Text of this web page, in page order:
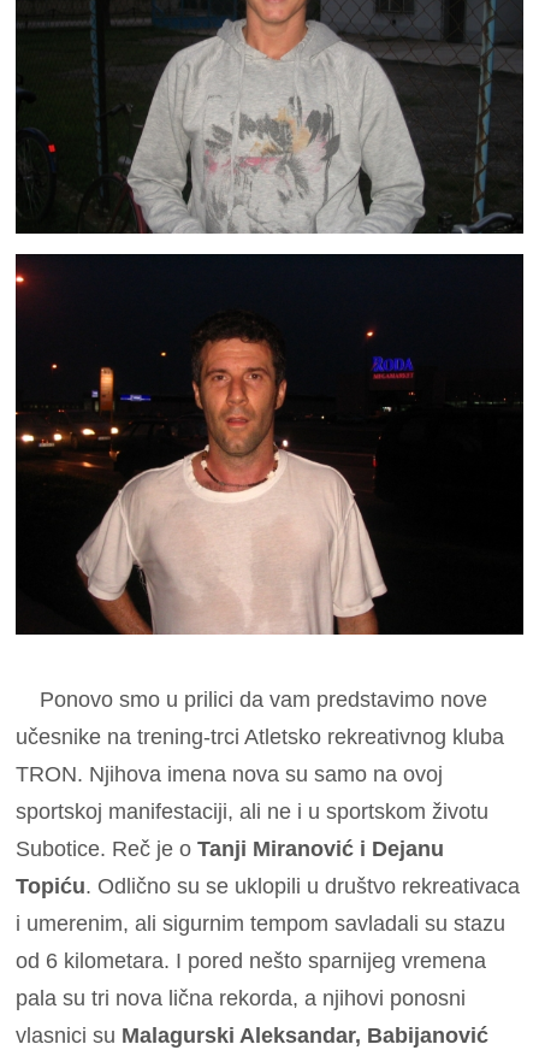
Ponovo smo u prilici da vam predstavimo nove
učesnike na trening-trci Atletsko rekreativnog kluba
TRON. Njihova imena nova su samo na ovoj
sportskoj manifestaciji, ali ne i u sportskom životu
Subotice. Reč je oTanji Miranović i Dejanu
Topiću. Odlično su se uklopili u društvo rekreativaca
i umerenim, ali sigurnim tempom savladali su stazu
od 6 kilometara. I pored nešto sparnijeg vremena
pala su tri nova lična rekorda, a njihovi ponosni
vlasnici su Malagurski Aleksandar, Babijanović